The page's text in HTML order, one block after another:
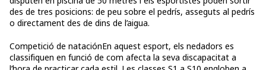
des de tres posicions: de peu sobre el pedrís, asseguts al pedrís
o directament des de dins de l’aigua.
Competició de nataciónEn aquest esport, els nedadors es
classifiquen en funció de com afecta la seva discapacitat a